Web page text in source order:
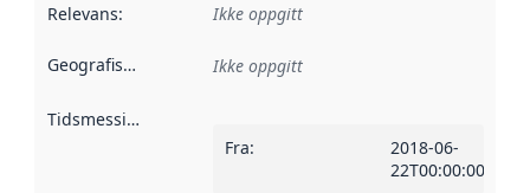
Relevans: Ikke oppgitt
Geografisk avgrensning :
Ikke oppgitt
Tidsmessig avgrensning
Fra:
2018-06-
22T00:00:00Z